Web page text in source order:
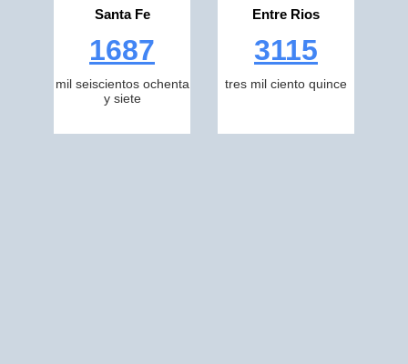
Santa Fe
1687
mil seiscientos ochenta
y siete
Entre Rios
3115
tres mil ciento quince